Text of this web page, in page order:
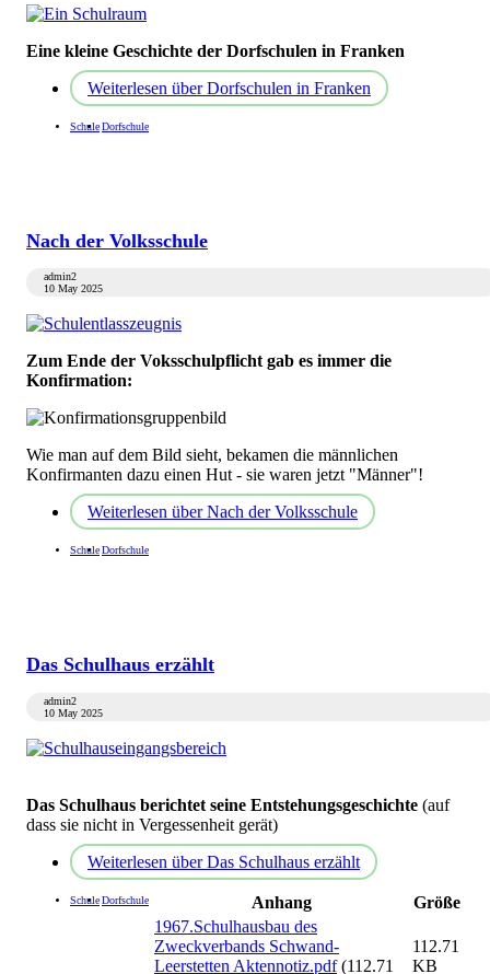
Eine kleine Geschichte der Dorfschulen in Franken
Weiterlesen über Dorfschulen in Franken
SchuleDorfschule
Nach der Volksschule
admin2
10 May 2025
Zum Ende der Voksschulpflicht gab es immer die
Konfirmation:
Wie man auf dem Bild sieht, bekamen die männlichen
Konfirmanten dazu einen Hut - sie waren jetzt "Männer"!
Weiterlesen über Nach der Volksschule
SchuleDorfschule
Das Schulhaus erzählt
admin2
10 May 2025
Das Schulhaus berichtet seine Entstehungsgeschichte (auf
dass sie nicht in Vergessenheit gerät)
Weiterlesen über Das Schulhaus erzählt
SchuleDorfschule Anhang
Größe
1967.Schulhausbau des
Zweckverbands Schwand-
Leerstetten Aktennotiz.pdf (112.71
112.71
KB